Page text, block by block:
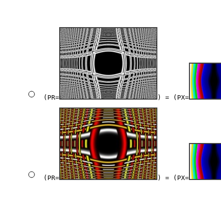
(PR= ) = (PX=
(PR= ) = (PX=